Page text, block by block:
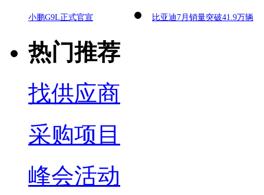
小鹏G9L正式官宣 比亚迪7月销量突破41.9万辆
热门推荐
找供应商
采购项目
峰会活动